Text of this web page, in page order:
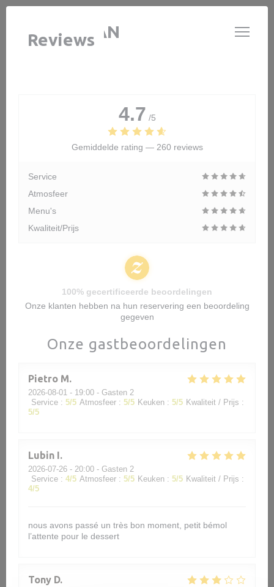
Cookies beheer paneel
LE GARDIAN
Reviews
Onze gastbeoordelingen
Pietro M
2026-08-01 - 19:00 - Gasten 2
Service : 5/5 Atmosfeer : 5/5 Keuken : 5/5 Kwaliteit / Prijs :
5/5
Lubin I
2026-07-26 - 20:00 - Gasten 2
Service : 4/5 Atmosfeer : 5/5 Keuken : 5/5 Kwaliteit / Prijs :
4/5
nous avons passé un très bon moment, petit bémol
l’attente pour le dessert
Tony D
4.7 /5
Gemiddelde rating — 260 reviews
Service
Atmosfeer
Menu's
Kwaliteit/Prijs
100% gecertificeerde beoordelingen
Onze klanten hebben na hun reservering een beoordeling
gegeven